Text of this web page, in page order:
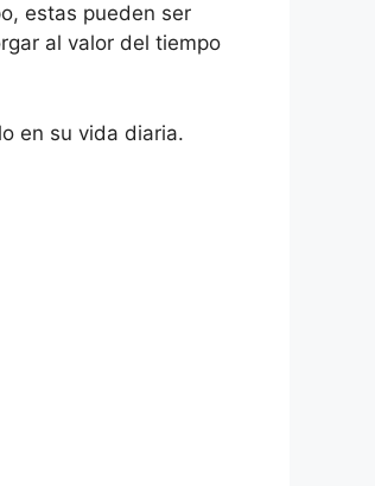
estas pueden ser
al valor del tiempo
en su vida diaria.